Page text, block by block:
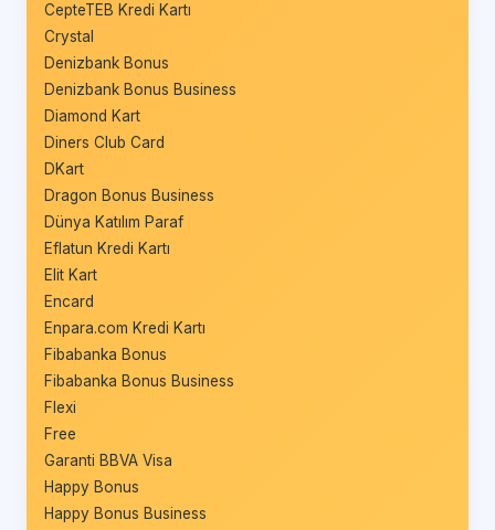
CepteTEB Kredi Kartı
Crystal
Denizbank Bonus
Denizbank Bonus Business
Diamond Kart
Diners Club Card
DKart
Dragon Bonus Business
Dünya Katılım Paraf
Eflatun Kredi Kartı
Elit Kart
Encard
Enpara.com Kredi Kartı
Fibabanka Bonus
Fibabanka Bonus Business
Flexi
Free
Garanti BBVA Visa
Happy Bonus
Happy Bonus Business